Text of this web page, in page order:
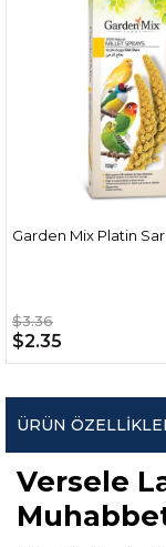
Garden Mix Platin
$3.36
$2.35
ÜRÜN
Versele